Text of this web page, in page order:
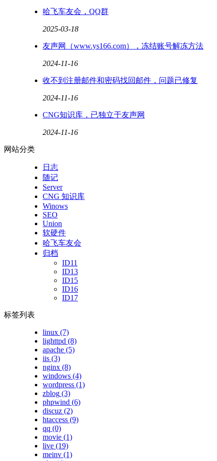
哈飞车友会，QQ群
2025-03-18
友声网（www.ys166.com），冻结账号解冻方法
2024-11-16
收不到注册邮件和密码找回邮件，问题已修复
2024-11-16
CNG知识库，已独立于友声网
2024-11-16
网站分类
日志
随记
Server
CNG 知识库
Winows
SEO
Union
软硬件
哈飞车友会
归档
ID11
ID13
ID15
ID16
ID17
标签列表
linux (7)
lighttpd (8)
apache (5)
iis (3)
nginx (8)
windows (4)
wordpress (1)
zblog (3)
phpwind (6)
discuz (2)
htaccess (9)
qq (0)
movie (1)
live (19)
meinv (1)